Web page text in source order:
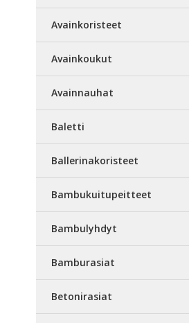
Avainkoristeet
Avainkoukut
Avainnauhat
Baletti
Ballerinakoristeet
Bambukuitupeitteet
Bambulyhdyt
Bamburasiat
Betonirasiat